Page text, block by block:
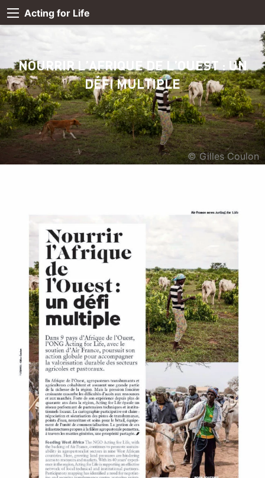
Acting for Life
© Gilles Coulon
NOURRIR L’AFRIQUE DE L’OUEST : UN
DÉFI MULTIPLE